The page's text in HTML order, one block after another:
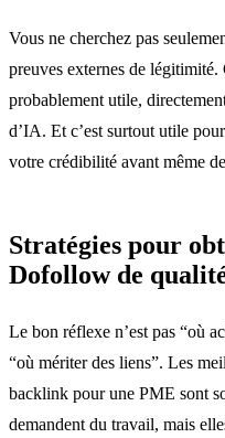
Vous ne cherchez pas
preuves externes de légitimité.
probablement utile,
d’IA. Et c’est surtout utile
votre crédibilité avant même
Stratégies pour
Dofollow de
Le bon réflexe n’est pas “où
“où mériter des liens”. Les
backlink pour une PME sont
demandent du travail, mais